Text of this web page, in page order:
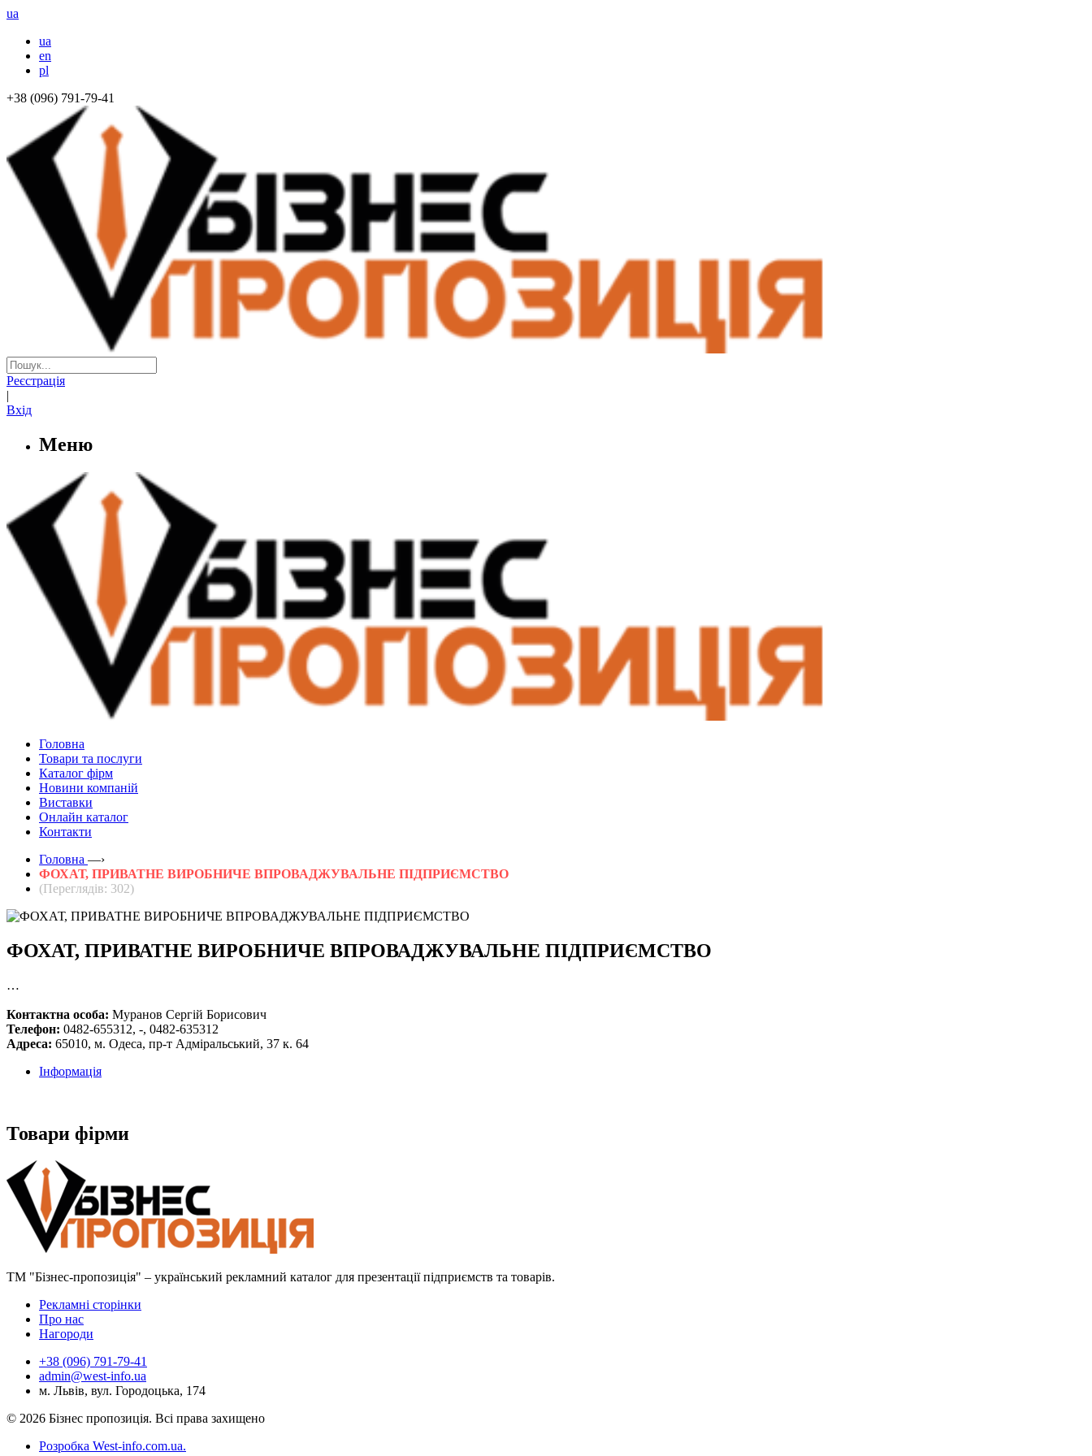
ua
ua
en
pl
+38 (096) 791-79-41
Реєстрація
|
Вхід
Меню
Головна
Товари та послуги
Каталог фірм
Новини компаній
Виставки
Онлайн каталог
Контакти
Головна —›
ФОХАТ, ПРИВАТНЕ ВИРОБНИЧЕ ВПРОВАДЖУВАЛЬНЕ ПІДПРИЄМСТВО
(Переглядів: 302)
ФОХАТ, ПРИВАТНЕ ВИРОБНИЧЕ ВПРОВАДЖУВАЛЬНЕ ПІДПРИЄМСТВО
…
Контактна особа: Муранов Сергій Борисович
Телефон: 0482-655312, -, 0482-635312
Адреса: 65010, м. Одеса, пр-т Адміральський, 37 к. 64
Інформація
Товари фірми
ТМ "Бізнес-пропозиція" – український рекламний каталог для презентації підприємств та товарів.
Рекламні сторінки
Про нас
Нагороди
+38 (096) 791-79-41
admin@west-info.ua
м. Львів, вул. Городоцька, 174
© 2026 Бізнес пропозиція. Всі права захищено
Розробка West-info.com.ua.